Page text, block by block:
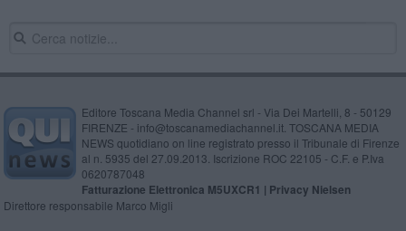
Editore Toscana Media Channel srl - Via Dei Martelli, 8 - 50129
FIRENZE - info@toscanamediachannel.it. TOSCANA MEDIA
NEWS quotidiano on line registrato presso il Tribunale di Firenze
al n. 5935 del 27.09.2013. Iscrizione ROC 22105 - C.F. e P.Iva
0620787048
Fatturazione Elettronica M5UXCR1 | Privacy Nielsen
Direttore responsabile Marco Migli